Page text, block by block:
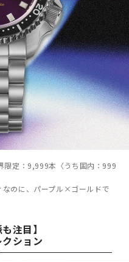
限定：9,999本〈うち国内：999
なのに、パープル×ゴールドで
注目】
ション